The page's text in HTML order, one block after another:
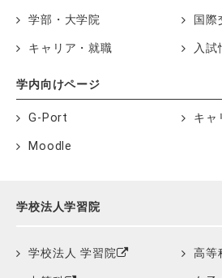
学部・大学院 国際
キャリア・就職 入試
学内向けページ
G-Port キャ
Moodle
学校法人学習院
学校法人 学習院 高等